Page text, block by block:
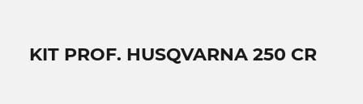
KIT PROF. HUSQVARNA 250 CR